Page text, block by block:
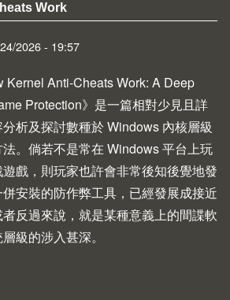
Work
2026 - 19:57
Kernel Anti-Cheats Work: A Deep
Protection》是一篇相對少見且詳
析及探討數種於 Windows 內核層級
。倘若不是常在 Windows 平台上玩
戲，則玩家也許會非常後知後覺地發
安裝的防作弊工具，已經發展成接近
反過來說，就是某種意義上的間諜軟
級的涉入甚深。